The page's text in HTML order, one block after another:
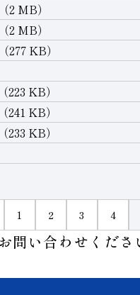
（2 MB）
（2 MB）
（277 KB）
（223 KB）
（241 KB）
（233 KB）
1 2 3 4
お問い合わせくださ